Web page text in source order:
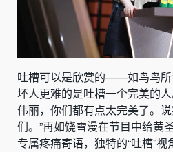
吐槽可以是欣赏的——如鸟鸟所
坏人更难的是吐槽一个完美的
伟丽，你们都有点太完美了。
们。”再如饶雪漫在节目中给黄
专属疼痛寄语，独特的“吐槽”视